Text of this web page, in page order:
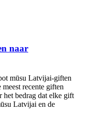
naar
mūsu Latvijai-giften
recente giften
het bedrag dat elke gift
Latvijai en de